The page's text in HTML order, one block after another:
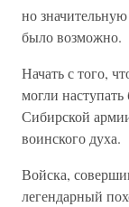
но
было возможно.
Начать с того,
могли
Сибирской
воинского духа.
Войска,
легендарный